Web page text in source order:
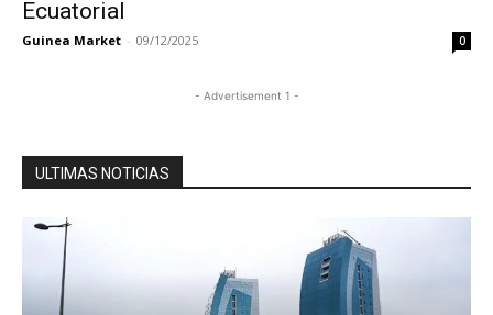
Ecuatorial
Guinea Market - 09/12/2025 0
- Advertisement 1 -
ULTIMAS NOTICIAS